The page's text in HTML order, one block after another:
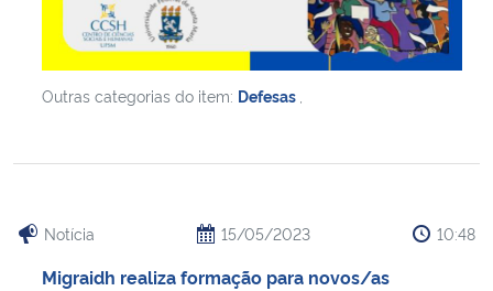
Outras categorias do item: Defesas
Notícia 15/05/2023 10:48
Migraidh realiza formação para novos/as